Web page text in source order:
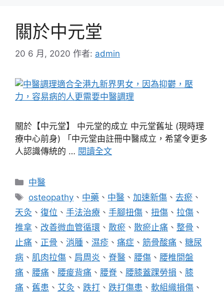
關於中元堂
20 6 月, 2020 作者: admin
關於【中元堂】 中元堂的成立 中元堂舊址 (現時理
療中心前身) 「中元堂由註冊中醫成立，希望令更多
人認識傳統的 … 閱讀全文
分
類
中醫
標
籤
osteopathy 、 中藥 、 中醫 、加速新傷 、去瘀 、
天灸 、 復位 、 手法治療 、 手腳扭傷 、 扭傷 、 拉傷 、
推拿 、 改善微血管循環 、 散瘀 、 散瘀止痛 、 整骨 、
止痛 、 正骨 、 消腫 、 濕疹 、 痛症 、 筋骨酸痛 、 糖尿
病 、 肌肉拉傷 、 肩周炎 、 脊醫 、 腰傷 、 腰椎間盤
痛 、 腰痛 、 腰痠背痛 、 腰脊 、 腰膝蓋踝勞損 、 膝
痛 、 舊患 、 艾灸 、 跌打 、 跌打傷患 、 軟組織損傷 、